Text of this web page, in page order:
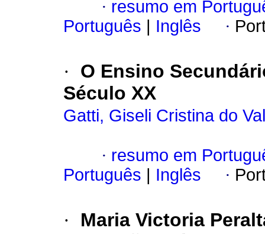
· resumo em
Português
Inglês ·
·
O Ensino
Século XX
Gatti, Giseli Cristina do
· resumo em
Português
Inglês ·
·
Maria Victoria